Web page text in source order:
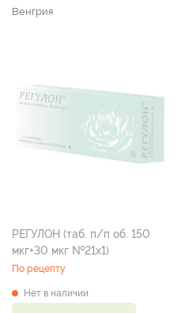
Венгрия
РЕГУЛОН (таб. п/п об. 150
мкг+30 мкг №21х1)
По рецепту
Нет в наличии